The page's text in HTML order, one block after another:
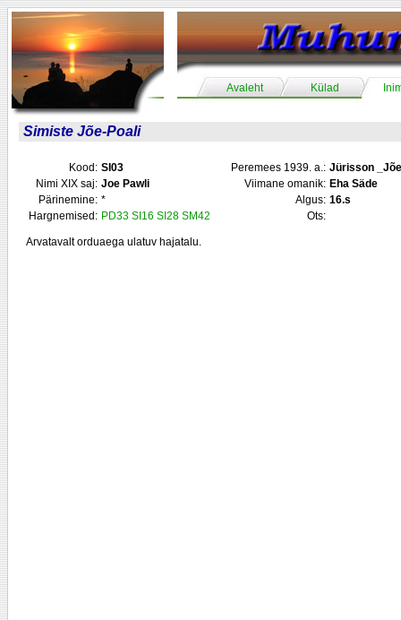
Avaleht Külad
Simiste Jõe-Poali
Kood: SI03 Peremees 1939. a.: Jürisson
Nimi XIX saj: Joe Pawli Viimane omanik: Eha Säde
Pärinemine: * Algus: 16.s
Hargnemised: PD33 SI16 SI28 SM42 Ots:
Arvatavalt orduaega ulatuv hajatalu.